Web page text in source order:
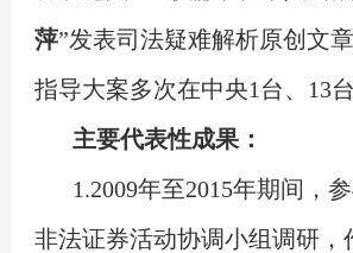
萍”发表司法疑难解析原创文
指导大案多次在中央1台、13台
主要代表性成果：
1.2009年至2015年期间，
非法证券活动协调小组调研，